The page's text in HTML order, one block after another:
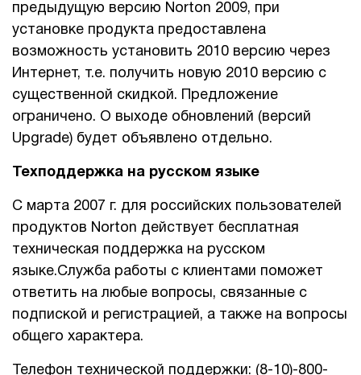
предыдущую версию Norton 2009, при
установке продукта предоставлена
возможность установить 2010 версию через
Интернет, т.е. получить новую 2010 версию с
существенной скидкой. Предложение
ограничено. О выходе обновлений (версий
Upgrade) будет объявлено отдельно.
Техподдержка на русском языке
С марта 2007 г. для российских пользователей
продуктов Norton действует бесплатная
техническая поддержка на русском
языке.Служба работы с клиентами поможет
ответить на любые вопросы, связанные с
подпиской и регистрацией, а также на вопросы
общего характера.
Телефон технической поддержки: (8-10)-800-